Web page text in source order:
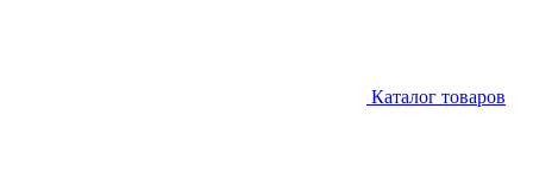
Каталог товаров